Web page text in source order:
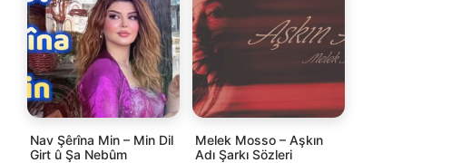
Nav Şêrîna Min – Min Dil
Girt û Şa Nebûm
Melek Mosso – Aşkın
Adı Şarkı Sözleri